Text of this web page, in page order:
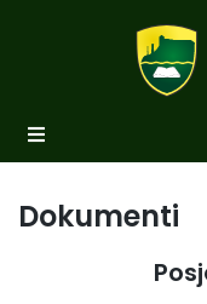
Novosti po
Dokumenti